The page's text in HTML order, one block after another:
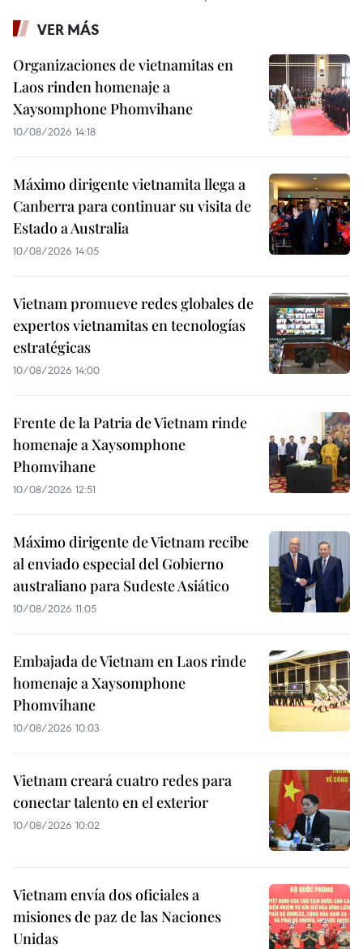
VER MÁS
Organizaciones de vietnamitas en
Laos rinden homenaje a
Xaysomphone Phomvihane
10/08/2026 14:18
Máximo dirigente vietnamita llega a
Canberra para continuar su visita de
Estado a Australia
10/08/2026 14:05
Vietnam promueve redes globales de
expertos vietnamitas en tecnologías
estratégicas
10/08/2026 14:00
Frente de la Patria de Vietnam rinde
homenaje a Xaysomphone
Phomvihane
10/08/2026 12:51
Máximo dirigente de Vietnam recibe
al enviado especial del Gobierno
australiano para Sudeste Asiático
10/08/2026 11:05
Embajada de Vietnam en Laos rinde
homenaje a Xaysomphone
Phomvihane
10/08/2026 10:03
Vietnam creará cuatro redes para
conectar talento en el exterior
10/08/2026 10:02
Vietnam envía dos oficiales a
misiones de paz de las Naciones
Unidas